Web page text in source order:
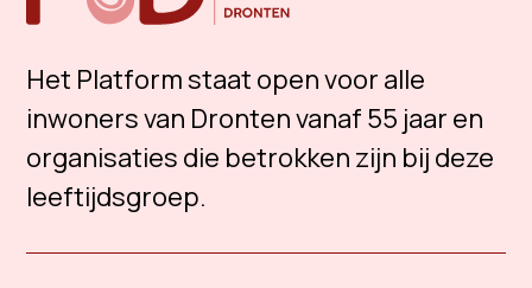
Het Platform staat open voor alle
inwoners van Dronten vanaf 55 jaar en
organisaties die betrokken zijn bij deze
leeftijdsgroep.